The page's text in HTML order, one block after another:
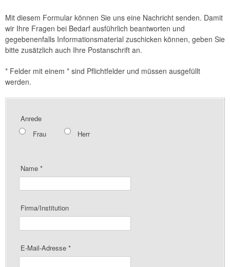
Mit diesem Formular können Sie uns eine Nachricht senden. Damit
wir Ihre Fragen bei Bedarf ausführlich beantworten und
gegebenenfalls Informationsmaterial zuschicken können, geben Sie
bitte zusätzlich auch Ihre Postanschrift an.
* Felder mit einem * sind Pflichtfelder und müssen ausgefüllt
werden.
Anrede
Frau
Herr
Name*
Firma/Institution
E-Mail-Adresse*